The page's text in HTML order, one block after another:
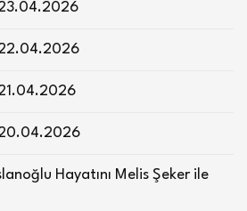
22.04.2026
20.04.2026
Hayatını Melis Şeker ile